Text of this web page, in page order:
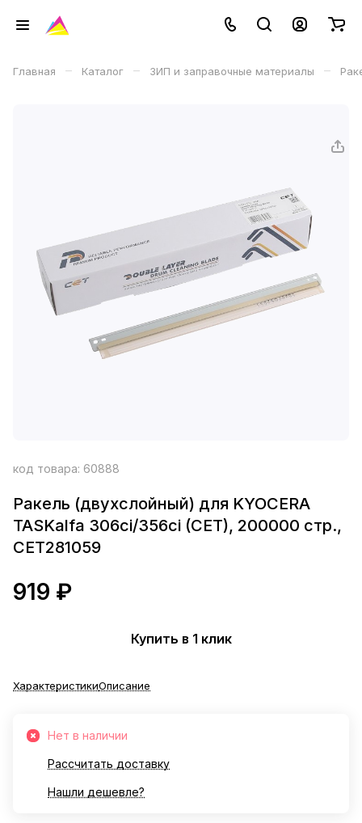
Главная – Каталог – ЗИП и заправочные материалы –
код товара: 60888
Ракель (двухслойный) для KYOCERA
TASKalfa 306ci/356ci (CET), 200000 стр.,
CET281059
919 ₽
Купить в 1 клик
ХарактеристикиОписание
Нет в наличии
Рассчитать доставку
Нашли дешевле?